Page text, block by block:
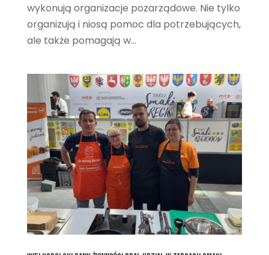
wykonują organizacje pozarządowe. Nie tylko
organizują i niosą pomoc dla potrzebujących,
ale także pomagają w...